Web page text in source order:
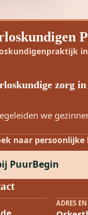
zorg
we
naar persoonlijke
PuurBegin
ADRES